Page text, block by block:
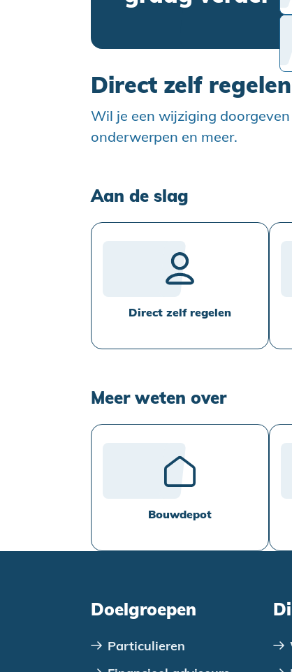
Direct zelf regelen
Wil je een wijziging
onderwerpen en meer.
Aan de slag
Direct zelf regelen
Meer weten over
Bouwdepot
Doelgroepen
Particulieren